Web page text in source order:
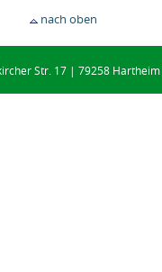
nach oben
Str. 17 | 79258